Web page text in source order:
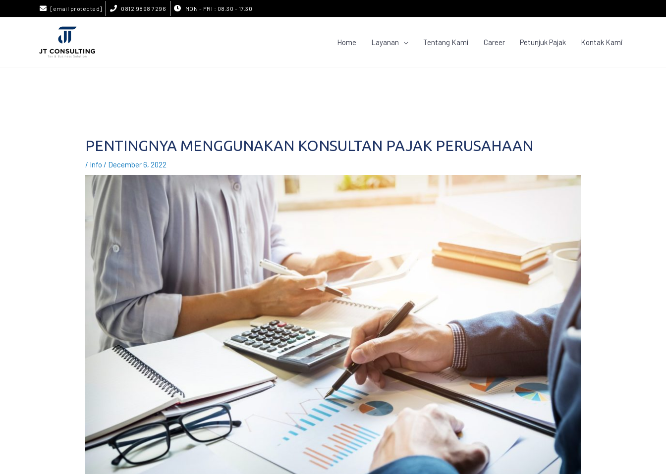
[email protected] 0812 9898 7296 MON - FRI : 08.30 - 17.30
Home Layanan Tentang Kami Career Petunjuk Pajak Kontak Kami
PENTINGNYA MENGGUNAKAN KONSULTAN PAJAK PERUSAHAAN
/ Info / December 6, 2022